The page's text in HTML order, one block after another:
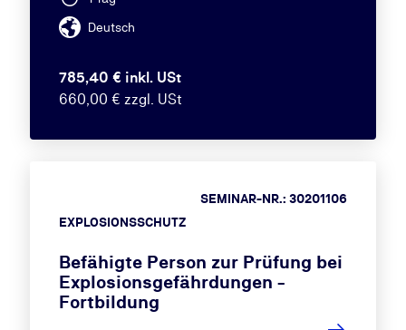
Deutsch
785,40 € inkl. USt
660,00 € zzgl. USt
EXPLOSIONSSCHUTZ
SEMINAR-NR.: 30201106
Befähigte Person zur Prüfung bei
Explosionsgefährdungen -
Fortbildung